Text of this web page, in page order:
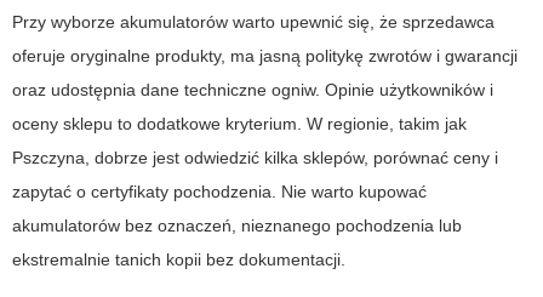
Przy wyborze akumulatorów warto upewnić się, że sprzedawca
oferuje oryginalne produkty, ma jasną politykę zwrotów i gwarancji
oraz udostępnia dane techniczne ogniw. Opinie użytkowników i
oceny sklepu to dodatkowe kryterium. W regionie, takim jak
Pszczyna, dobrze jest odwiedzić kilka sklepów, porównać ceny i
zapytać o certyfikaty pochodzenia. Nie warto kupować
akumulatorów bez oznaczeń, nieznanego pochodzenia lub
ekstremalnie tanich kopii bez dokumentacji.